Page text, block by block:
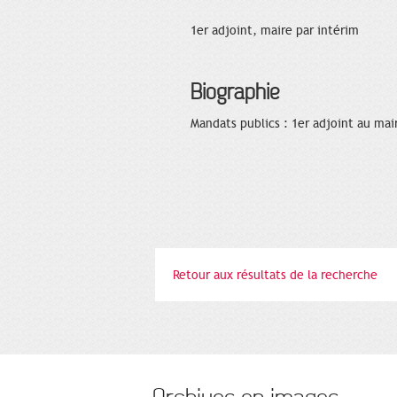
1er adjoint, maire par intérim
Biographie
Mandats publics : 1er adjoint au
Retour aux résultats de la recherche